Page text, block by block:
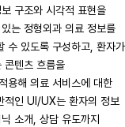
구조와 시각적 표현을
는 정형외과 의료 정보를
수 있도록 구성하고, 환자가
콘텐츠 흐름을
용해 의료 서비스에 대한
적인 UI/UX는 환자의 정보
소개, 상담 유도까지